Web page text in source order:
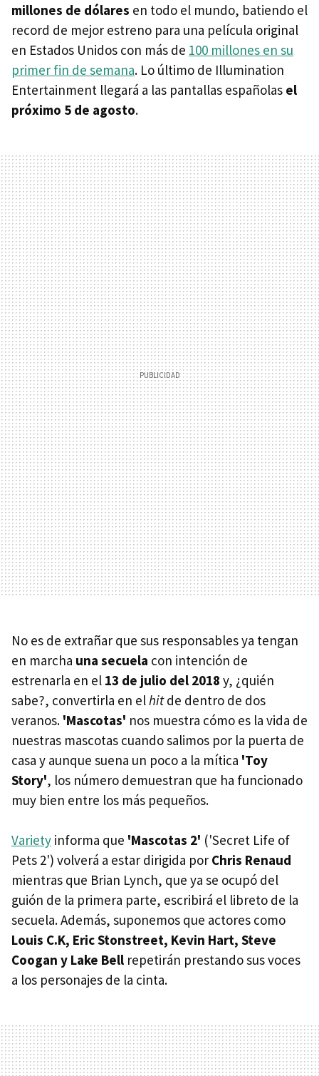
millones de dólares en todo el mundo, batiendo el
record de mejor estreno para una película original
en Estados Unidos con más de 100 millones en su
primer fin de semana. Lo último de Illumination
Entertainment llegará a las pantallas españolas el
próximo 5 de agosto.
No es de extrañar que sus responsables ya tengan
en marcha una secuela con intención de
estrenarla en el 13 de julio del 2018 y, ¿quién
sabe?, convertirla en elhitde dentro de dos
veranos. 'Mascotas' nos muestra cómo es la vida de
nuestras mascotas cuando salimos por la puerta de
casa y aunque suena un poco a la mítica 'Toy
Story', los número demuestran que ha funcionado
muy bien entre los más pequeños.
Variety informa que 'Mascotas 2' ('Secret Life of
Pets 2') volverá a estar dirigida por Chris Renaud
mientras que Brian Lynch, que ya se ocupó del
guión de la primera parte, escribirá el libreto de la
secuela. Además, suponemos que actores como
Louis C.K, Eric Stonstreet, Kevin Hart, Steve
Coogan y Lake Bell repetirán prestando sus voces
a los personajes de la cinta.